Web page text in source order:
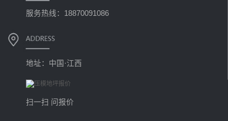
服务热线：18870091086
地址：中国·江西
扫一扫 问报价